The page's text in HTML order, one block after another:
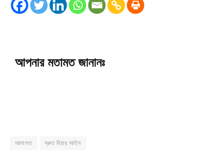
আপনার মতামত জানানঃ
আদালত দ্রুত বিচার আইন